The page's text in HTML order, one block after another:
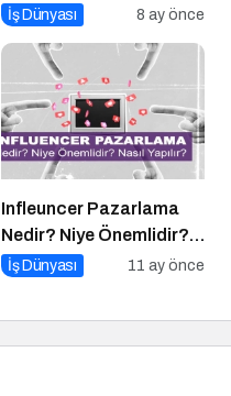
Tasarımı İçin 10 Altın
İş Dünyası 8 ay önce
Infleuncer Pazarlama
Nedir? Niye Önemlidir?
Influencer Pazarlama
İş Dünyası 11 ay önce